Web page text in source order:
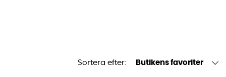
Sortera efter: Butikens favoriter